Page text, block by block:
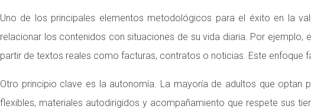
Uno de los principales elementos metodológicos para el éxito en la
relacionar los contenidos con situaciones de su vida diaria. Por
partir de textos reales como facturas, contratos o noticias. Este
Otro principio clave es la autonomía. La mayoría de adultos que optan
flexibles, materiales autodirigidos y acompañamiento que respete sus